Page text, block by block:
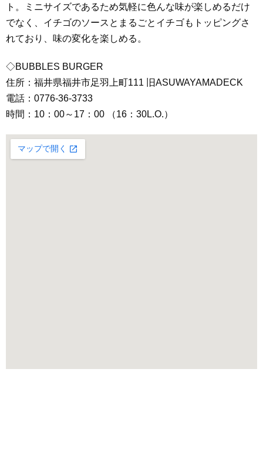
ト。ミニサイズであるため気軽に色んな味が楽しめるだけ
でなく、イチゴのソースとまるごとイチゴもトッピングさ
れており、味の変化を楽しめる。
◇BUBBLES BURGER
住所：福井県福井市足羽上町111 旧ASUWAYAMADECK
電話：0776-36-3733
時間：10：00～17：00 （16：30L.O.）